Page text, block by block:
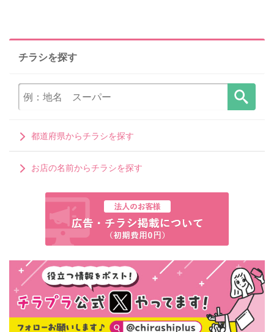
チラシを探す
都道府県からチラシを探す
お店の名前からチラシを探す